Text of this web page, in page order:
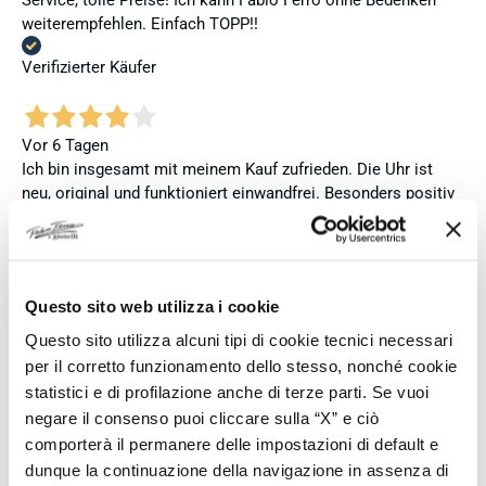
Questo sito web utilizza i cookie
Questo sito utilizza alcuni tipi di cookie tecnici necessari
per il corretto funzionamento dello stesso, nonché cookie
statistici e di profilazione anche di terze parti. Se vuoi
negare il consenso puoi cliccare sulla “X” e ciò
comporterà il permanere delle impostazioni di default e
dunque la continuazione della navigazione in assenza di
weiterempfehlen. Einfach TOPP!!
Verifizierter Käufer
Vor 6 Tagen
Ich bin insgesamt mit meinem Kauf zufrieden. Die Uhr ist
neu, original und funktioniert einwandfrei. Besonders positiv
hervorheben möchte ich den attraktiven Preis sowie den
vollständig ausgefüllten und abgestempelten internationalen
meinen Erwartungen an einen autorisierten Seiko-Händler
entsprach. Die Uhr kam ohne die üblichen Schutzfolien am
Armband, die Originalverpackung entsprach nicht der
Verpackung, die ich von diesem Modell aus offiziellen
Präsentationen und Videos kenne (andere Box und anderes
Uhrenkissen), und auch die Seiko-Hangtags mit
Modellinformationen fehlten. Die Uhr selbst ist in neuem
Zustand und weist keine Gebrauchsspuren auf. Dennoch